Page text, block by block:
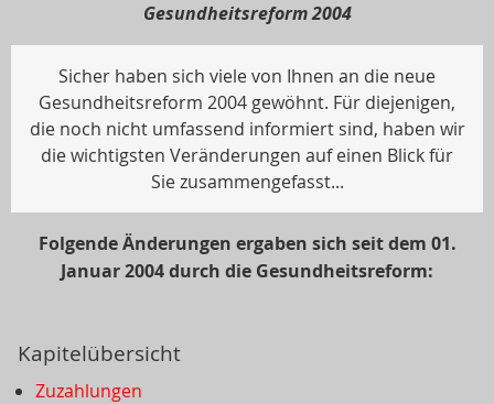
Gesundheitsreform 2004
Sicher haben sich viele von Ihnen an die neue
Gesundheitsreform 2004 gewöhnt. Für diejenigen,
die noch nicht umfassend informiert sind, haben wir
die wichtigsten Veränderungen auf einen Blick für
Sie zusammengefasst...
Folgende Änderungen ergaben sich seit dem 01.
Januar 2004 durch die Gesundheitsreform:
Kapitelübersicht
Zuzahlungen